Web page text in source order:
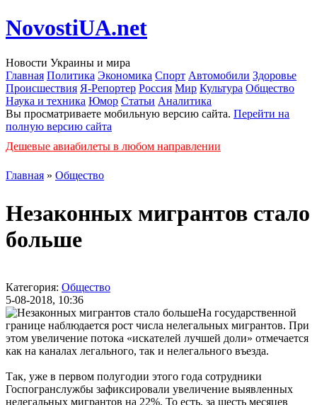
NovostiUA.net
Новости Украины и мира
Главная Политика Экономика Спорт Автомобили Здоровье
Происшествия Я-Репортер Россия Мир Культура Общество
Наука и техника Юмор Статьи Аналитика
Вы просматриваете мобильную версию сайта. Перейти на
полную версию сайта
Дешевые авиабилеты в любом направлении
Главная » Общество
Незаконных мигрантов стало
больше
Категория: Общество
5-08-2018, 10:36
На государственной
границе наблюдается рост числа нелегальных мигрантов. При
этом увеличение потока «искателей лучшей доли» отмечается
как на каналах легального, так и нелегального въезда.
Так, уже в первом полугодии этого года сотрудники
Госпогранслужбы зафиксировали увеличение выявленных
нелегальных мигрантов на 22%. То есть, за шесть месяцев